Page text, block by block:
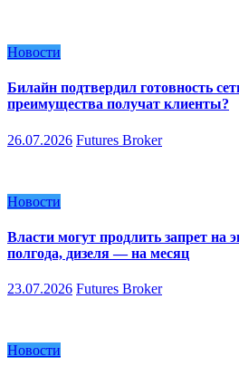
Новости
Билайн подтвердил готовность
преимущества получат клиенты?
26.07.2026 Futures Broker
Новости
Власти могут продлить запрет на
полгода, дизеля — на месяц
23.07.2026 Futures Broker
Новости